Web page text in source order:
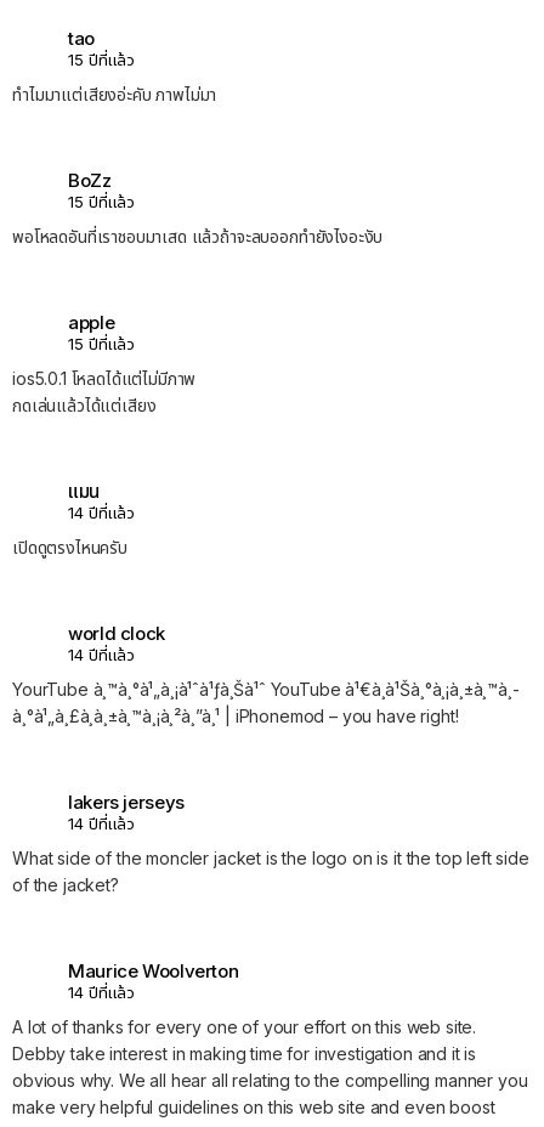
tao
15 ปีที่แล้ว
ทำไมมาแต่เสียงอ่ะคับ ภาพไม่มา
BoZz
15 ปีที่แล้ว
พอโหลดอันที่เราชอบมาเสด แล้วถ้าจะลบออกทำยังไงอะงับ
apple
15 ปีที่แล้ว
ios5.0.1 โหลดได้แต่ไม่มีภาพ
กดเล่นแล้วได้แต่เสียง
แมน
14 ปีที่แล้ว
เปิดดูตรงไหนครับ
world clock
14 ปีที่แล้ว
YourTube à¸™à¸°à¹„à¸¡à¹ˆà¹ƒà¸Šà¹ˆ YouTube à¹€à¸­à¹Šà¸°à¸¡à¸±à¸™à¸­
à¸°à¹„à¸£à¸à¸±à¸™à¸¡à¸²à¸”à¸¹ | iPhonemod – you have right!
lakers jerseys
14 ปีที่แล้ว
What side of the moncler jacket is the logo on is it the top left side
of the jacket?
Maurice Woolverton
14 ปีที่แล้ว
A lot of thanks for every one of your effort on this web site.
Debby take interest in making time for investigation and it is
obvious why. We all hear all relating to the compelling manner you
make very helpful guidelines on this web site and even boost